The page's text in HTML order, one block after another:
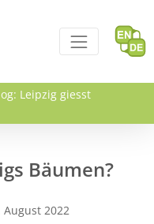
Leipzig giesst
Bäumen?
August 2022